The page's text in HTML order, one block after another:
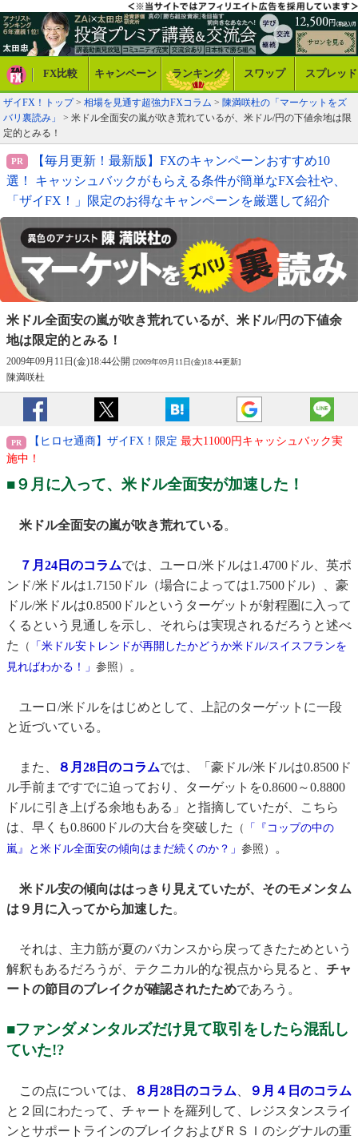
FX比較 キャンペーン ランキング スワップ スプレッド
ザイFX！トップ> 相場を見通す超強力FXコラム > 陳満咲杜の「マーケットをズ
バリ裏読み」
> 米ドル全面安の嵐が吹き荒れているが、米ドル/円の下値余地は限
定的とみる！
【毎月更新！最新版】FXのキャンペーンおすすめ10
選！ キャッシュバックがもらえる条件が簡単なFX会社や、
「ザイFX！」限定のお得なキャンペーンを厳選して紹介
米ドル全面安の嵐が吹き荒れているが、 米ドル/円の下値余
地は限定的とみる！
2009年09月11日(金)18:44公開 [2009年09月11日(金)18:44更新]
陳満咲杜
【ヒロセ通商】ザイFX！限定 最大11000円キャッシュバック実
施中！
■９月に入って、米ドル全面安が加速した！
米ドル全面安の嵐が吹き荒れている。
７月24日のコラムでは、ユーロ/米ドルは1.4700ドル、英ポ
ンド/米ドルは1.7150ドル（場合によっては1.7500ドル）、豪
ドル/米ドルは0.8500ドルというターゲットが射程圏に入って
くるという見通しを示し、それらは実現されるだろうと述べ
た
（
「米ドル安トレンドが再開したかどうか米ドル/スイスフランを
見ればわかる！」 参照） 。
ユーロ/米ドルをはじめとして、上記のターゲットに一段
と近づいている。
また、 ８月28日のコラムでは、「豪ドル/米ドルは0.8500ド
ル手前まですでに迫っており、ターゲットを0.8600～0.8800
ドルに引き上げる余地もある」と指摘していたが、こちら
は、早くも0.8600ドルの大台を突破した
（
「『コップの中の
嵐』と米ドル全面安の傾向はまだ続くのか？」 参照） 。
米ドル安の傾向ははっきり見えていたが、そのモメンタム
は９月に入ってから加速した。
それは、主力筋が夏のバカンスから戻ってきたためという
解釈もあるだろうが、テクニカル的な視点から見ると、 チャ
ートの節目のブレイクが確認されたためであろう。
■ファンダメンタルズだけ見て取引をしたら混乱し
ていた!?
この点については、 ８月28日のコラム
９月４日のコラム
と２回にわたって、チャートを羅列して、レジスタンスライ
ンとサポートラインのブレイクおよびＲＳＩのシグナルの重